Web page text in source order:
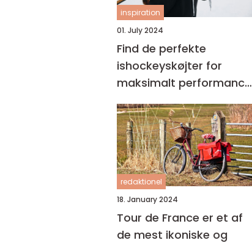
inspiration
01. July 2024
Find de perfekte
ishockeyskøjter for
maksimalt performance
på isen
redaktionel
18. January 2024
Tour de France er et af
de mest ikoniske og